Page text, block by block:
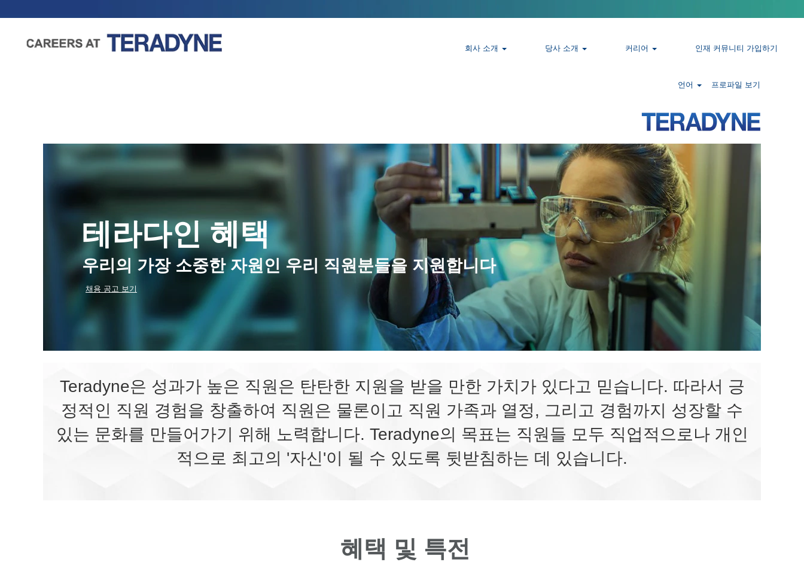
회사 소개 당사 소개 커리어 인재 커뮤니티 가입하기
언어 프로파일 보기
테라다인 혜택
우리의 가장 소중한 자원인 우리 직원분들을 지원합니다
채용 공고 보기
Teradyne은 성과가 높은 직원은 탄탄한 지원을 받을 만한 가치가 있다고 믿습니다. 따라서 긍
정적인 직원 경험을 창출하여 직원은 물론이고 직원 가족과 열정, 그리고 경험까지 성장할 수
있는 문화를 만들어가기 위해 노력합니다. Teradyne의 목표는 직원들 모두 직업적으로나 개인
적으로 최고의 '자신'이 될 수 있도록 뒷받침하는 데 있습니다.
혜택 및 특전